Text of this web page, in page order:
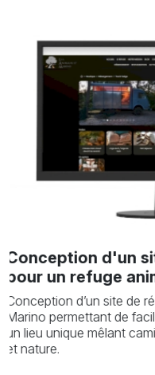
pour Animaux &
et de valoriser
animaux